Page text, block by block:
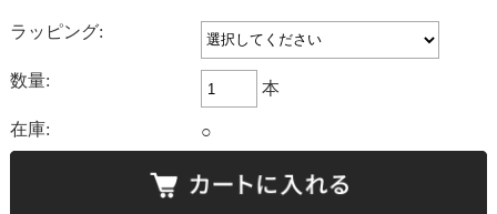
ラッピング:
数量: 本
在庫: ○